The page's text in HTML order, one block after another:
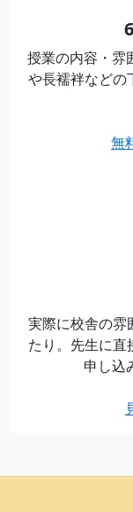
授業の内容・雰
や長襦袢などの
無
実際に校舎の雰
たり。 先生に直
申し込